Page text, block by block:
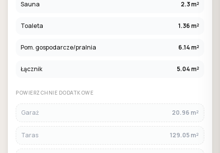
Sauna 2.3 m²
Toaleta 1.36 m²
Pom. gospodarcze/pralnia 6.14 m²
Łącznik 5.04 m²
POWIERZCHNIE DODATKOWE
Garaż 20.96 m²
Taras 129.05 m²